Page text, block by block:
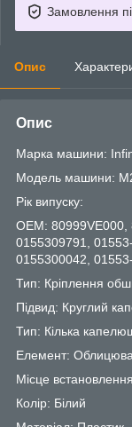
Замовлення
Опис
Опис
Марка машини:
Модель машини:
Рік випуску:
OEM: 80999VE000,
0155309791,
0155300042,
Тип: Кріплення
Підвид: Круглий
Тип: Кілька
Елемент:
Місце
Колір: Білий